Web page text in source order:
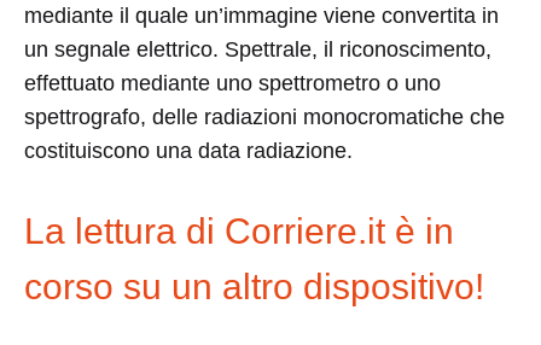
mediante il quale un’immagine viene convertita in
un segnale elettrico. Spettrale, il riconoscimento,
effettuato mediante uno spettrometro o uno
spettrografo, delle radiazioni monocromatiche che
costituiscono una data radiazione.
La lettura di Corriere.it è in
corso su un altro dispositivo!